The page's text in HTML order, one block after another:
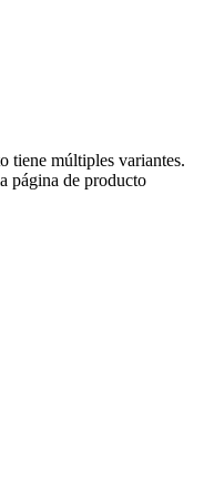
tiene múltiples variantes.
página de producto